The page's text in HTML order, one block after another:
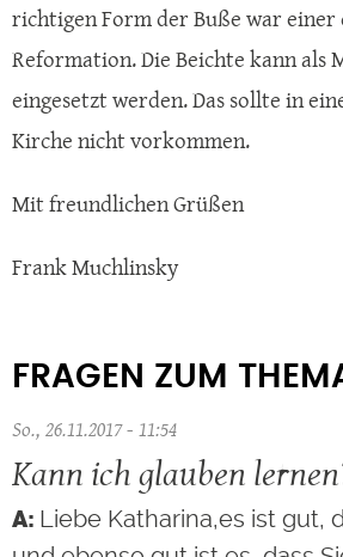
richtigen Form der Buße war
Reformation. Die Beichte kann als
eingesetzt werden. Das sollte in
Kirche nicht vorkommen.
Mit freundlichen Grüßen
Frank Muchlinsky
FRAGEN ZUM
So., 26.11.2017 - 11:54
Kann ich glauben
Liebe Katharina,es ist gut,